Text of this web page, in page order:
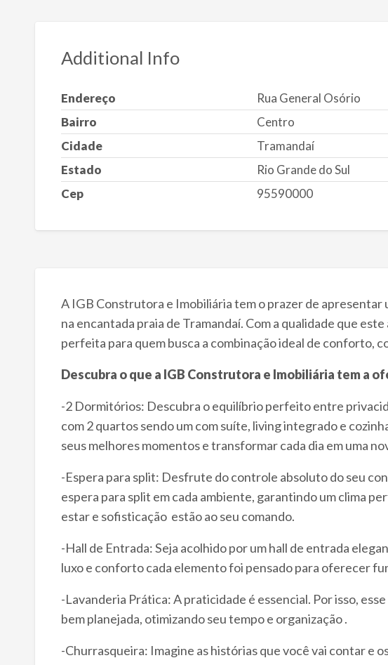
Additional Info
Endereço
Rua General Osório
Bairro
Centro
Cidade
Tramandaí
Estado
Rio Grande do Sul
Cep
95590000
A IGB Construtora e Imobiliária tem o prazer de apresentar
na encantada praia de Tramandaí. Com a qualidade que
perfeita para quem busca a combinação ideal de conforto,
Descubra o que a IGB Construtora e Imobiliária tem a
-2 Dormitórios: Descubra o equilíbrio perfeito entre
com 2 quartos sendo um com suíte, living integrado e
seus melhores momentos e transformar cada dia em uma
-Espera para split: Desfrute do controle absoluto do seu
espera para split em cada ambiente, garantindo um clima
estar e sofisticação estão ao seu comando.
-Hall de Entrada: Seja acolhido por um hall de entrada
luxo e conforto cada elemento foi pensado para oferecer
-Lavanderia Prática: A praticidade é essencial. Por isso,
bem planejada, otimizando seu tempo e organização .
-Churrasqueira: Imagine as histórias que você vai contar e